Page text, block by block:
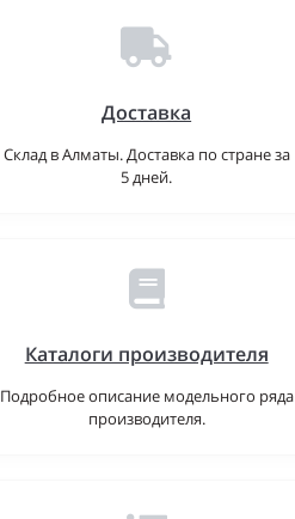
Доставка
Склад в Алматы. Доставка по стране за
5 дней.
Каталоги производителя
Подробное описание модельного ряда
производителя.